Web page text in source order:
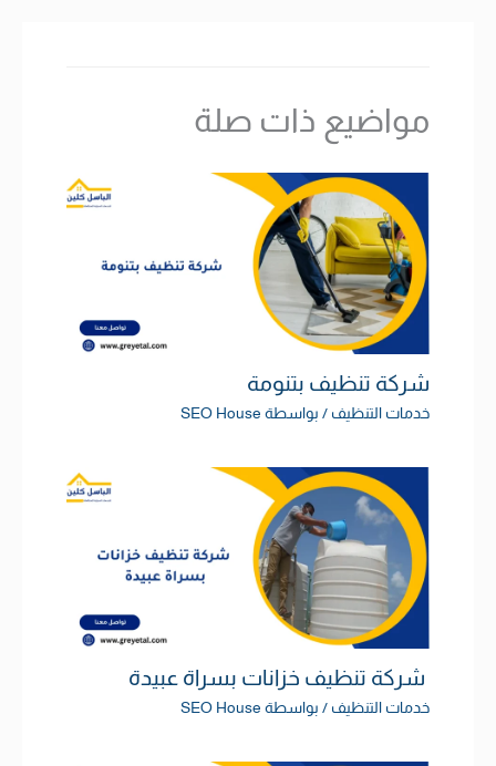
مواضيع ذات صلة
شركة تنظيف بتنومة
خدمات التنظيف/ بواسطة SEO House
شركة تنظيف خزانات بسراة عبيدة
خدمات التنظيف/ بواسطة SEO House